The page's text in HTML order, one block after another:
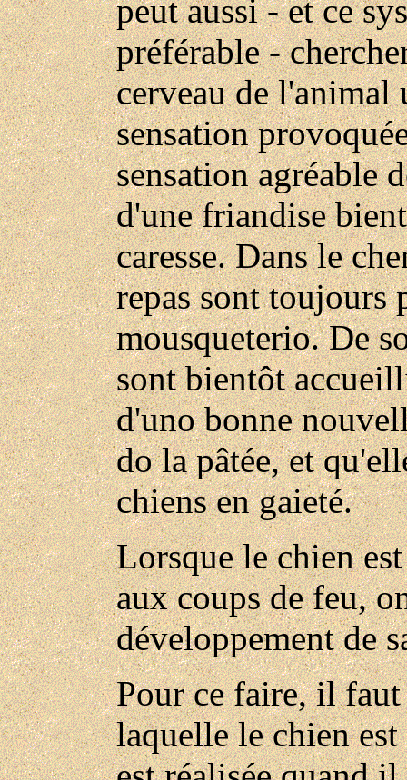
peut aussi - et ce
préférable -
cerveau de l'animal
sensation
sensation agréable
d'une friandise
caresse. Dans le
repas sont toujours
mousqueterio. De
sont bientôt
d'uno bonne
do la pâtée, et
chiens en gaieté.
Lorsque le chien
aux coups de feu,
développement de
Pour ce faire, il
laquelle le chien